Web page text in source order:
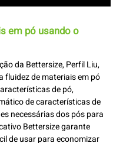
em pó usando o
da Bettersize, Perfil Liu,
de materiais em pó
de pó,
de características de
necessárias dos pós para
Bettersize garante
de usar para economizar